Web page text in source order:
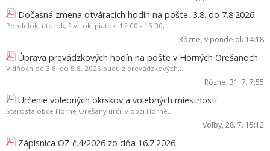
Dočasná zmena otváracích hodín na pošte, 3.8. do 7.8.2026
Pondelok, utorok, štvrtok, piatok: 12:00 - 15:00,...
Rôzne, v pondelok 14:18
Úprava prevádzkových hodín na pošte v Horných Orešanoch
V dňoch od 3.8. do 5.8. 2026 budú z prevádzkových...
Rôzne, 31. 7. 7:55
Určenie volebných okrskov a volebných miestností
Starosta obce Horné Orešany určil v obci Horné...
Voľby, 28. 7. 15:12
Zápisnica OZ č.4/2026 zo dňa 16.7.2026